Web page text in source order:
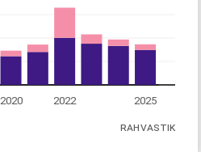
2020 2022 2025
RAHVASTIK